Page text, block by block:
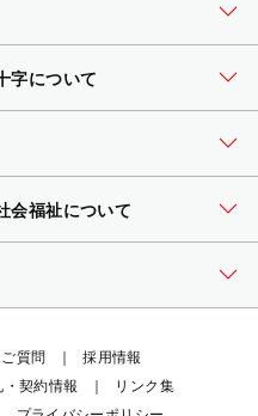
字について
会福祉について
質問
採用情報
・契約情報
リンク集